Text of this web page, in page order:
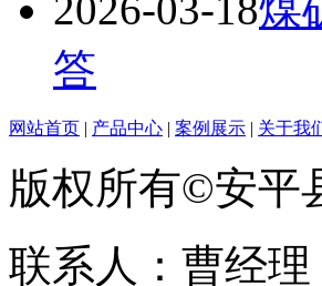
2026-03-18煤
答
网站首页 | 产品中心 | 案例展示 | 关于我
版权所有©安平
联系人：曹经